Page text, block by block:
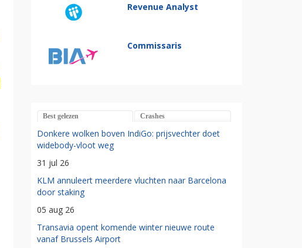
Revenue Analyst
Commissaris
Best gelezen Crashes
Donkere wolken boven IndiGo: prijsvechter doet
widebody-vloot weg
31 jul 26
KLM annuleert meerdere vluchten naar Barcelona
door staking
05 aug 26
Transavia opent komende winter nieuwe route
vanaf Brussels Airport